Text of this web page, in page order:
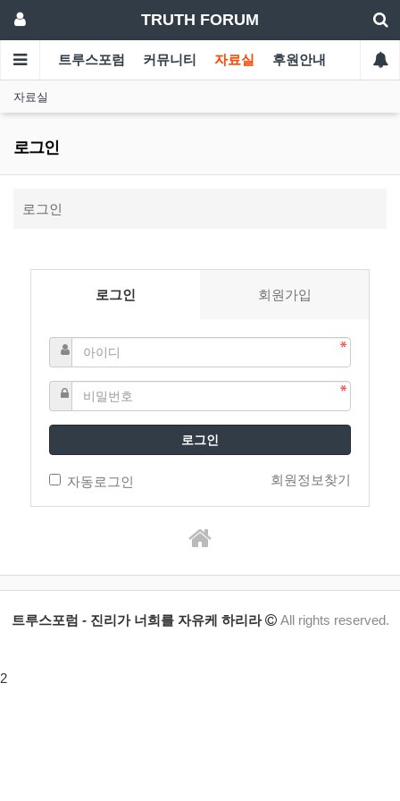
TRUTH FORUM
트루스포럼 커뮤니티 자료실 후원안내
자료실
로그인
로그인
로그인 회원가입
로그인
자동로그인 회원정보찾기
트루스포럼 - 진리가 너희를 자유케 하리라 All rights reserved.
2